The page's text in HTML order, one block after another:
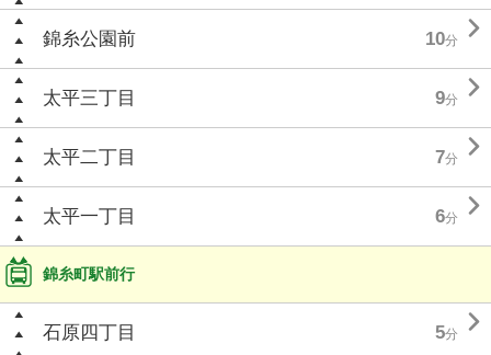
錦糸公園前 10分 
太平三丁目 9分 
太平二丁目 7分 
太平一丁目 6分 
錦糸町駅前行
石原四丁目 5分 